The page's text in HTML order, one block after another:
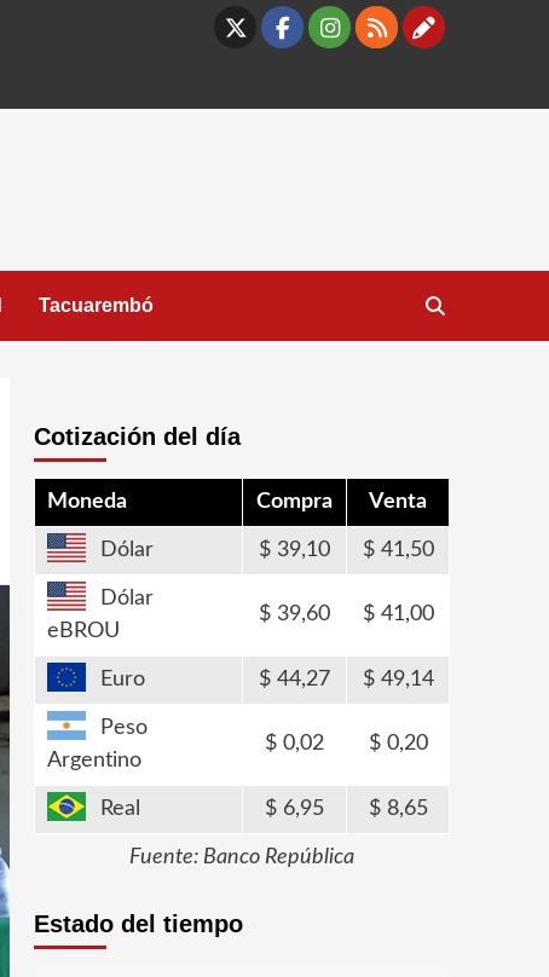
X Facebook
Instagram
RSS
Tacuarembó
Cotización del día
Moneda Compra Venta
Dólar 39,10 41,50
Dólar
eBROU
39,60 41,00
Euro 44,27 49,14
Peso
Argentino
0,02 0,20
Real 6,95 8,65
Fuente: Banco República
Estado del tiempo